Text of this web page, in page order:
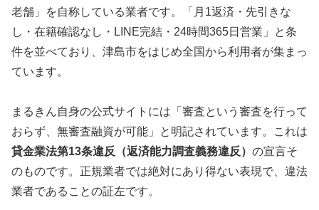
老舗」を自称している業者です。「月1返済・先引きな
し・在籍確認なし・LINE完結・24時間365日営業」と条
件を並べており、津島市をはじめ全国から利用者が集まっ
ています。
まるきん自身の公式サイトには「審査という審査を行って
おらず、無審査融資が可能」と明記されています。これは
貸金業法第13条違反（返済能力調査義務違反） の宣言そ
のものです。正規業者では絶対にあり得ない表現で、違法
業者であることの証左です。